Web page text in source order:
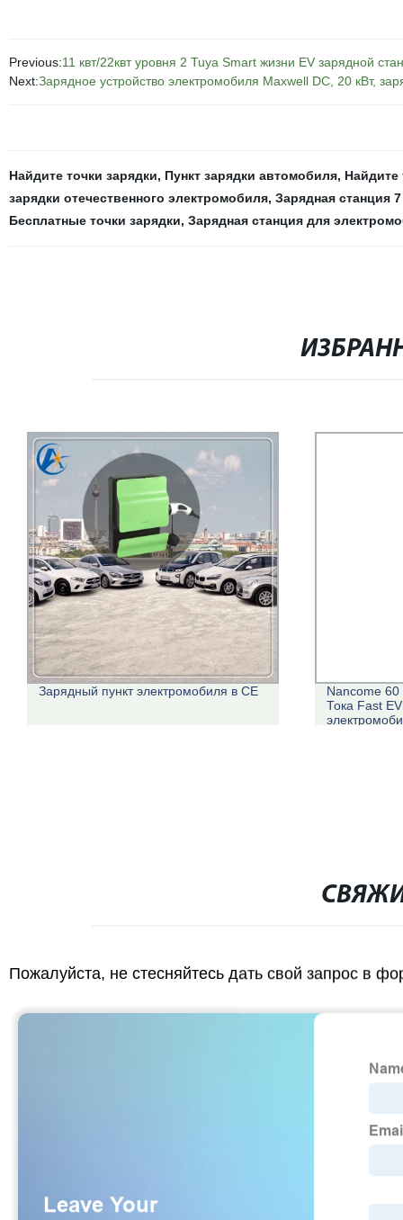
Previous:11 квт/22квт уровня 2 Tuya Smart жизни EV зарядной
Next:Зарядное устройство электромобиля Maxwell DC, 20 кВт,
Найдите точки зарядки, Пункт зарядки автомобиля, Найдите
зарядки отечественного электромобиля, Зарядная станция 7
Бесплатные точки зарядки, Зарядная станция для
Nancome 60 квт/120 кВт/160 квт пост.
Новое
зарядное
Пожалуйста, не стесняйтесь дать свой запрос в